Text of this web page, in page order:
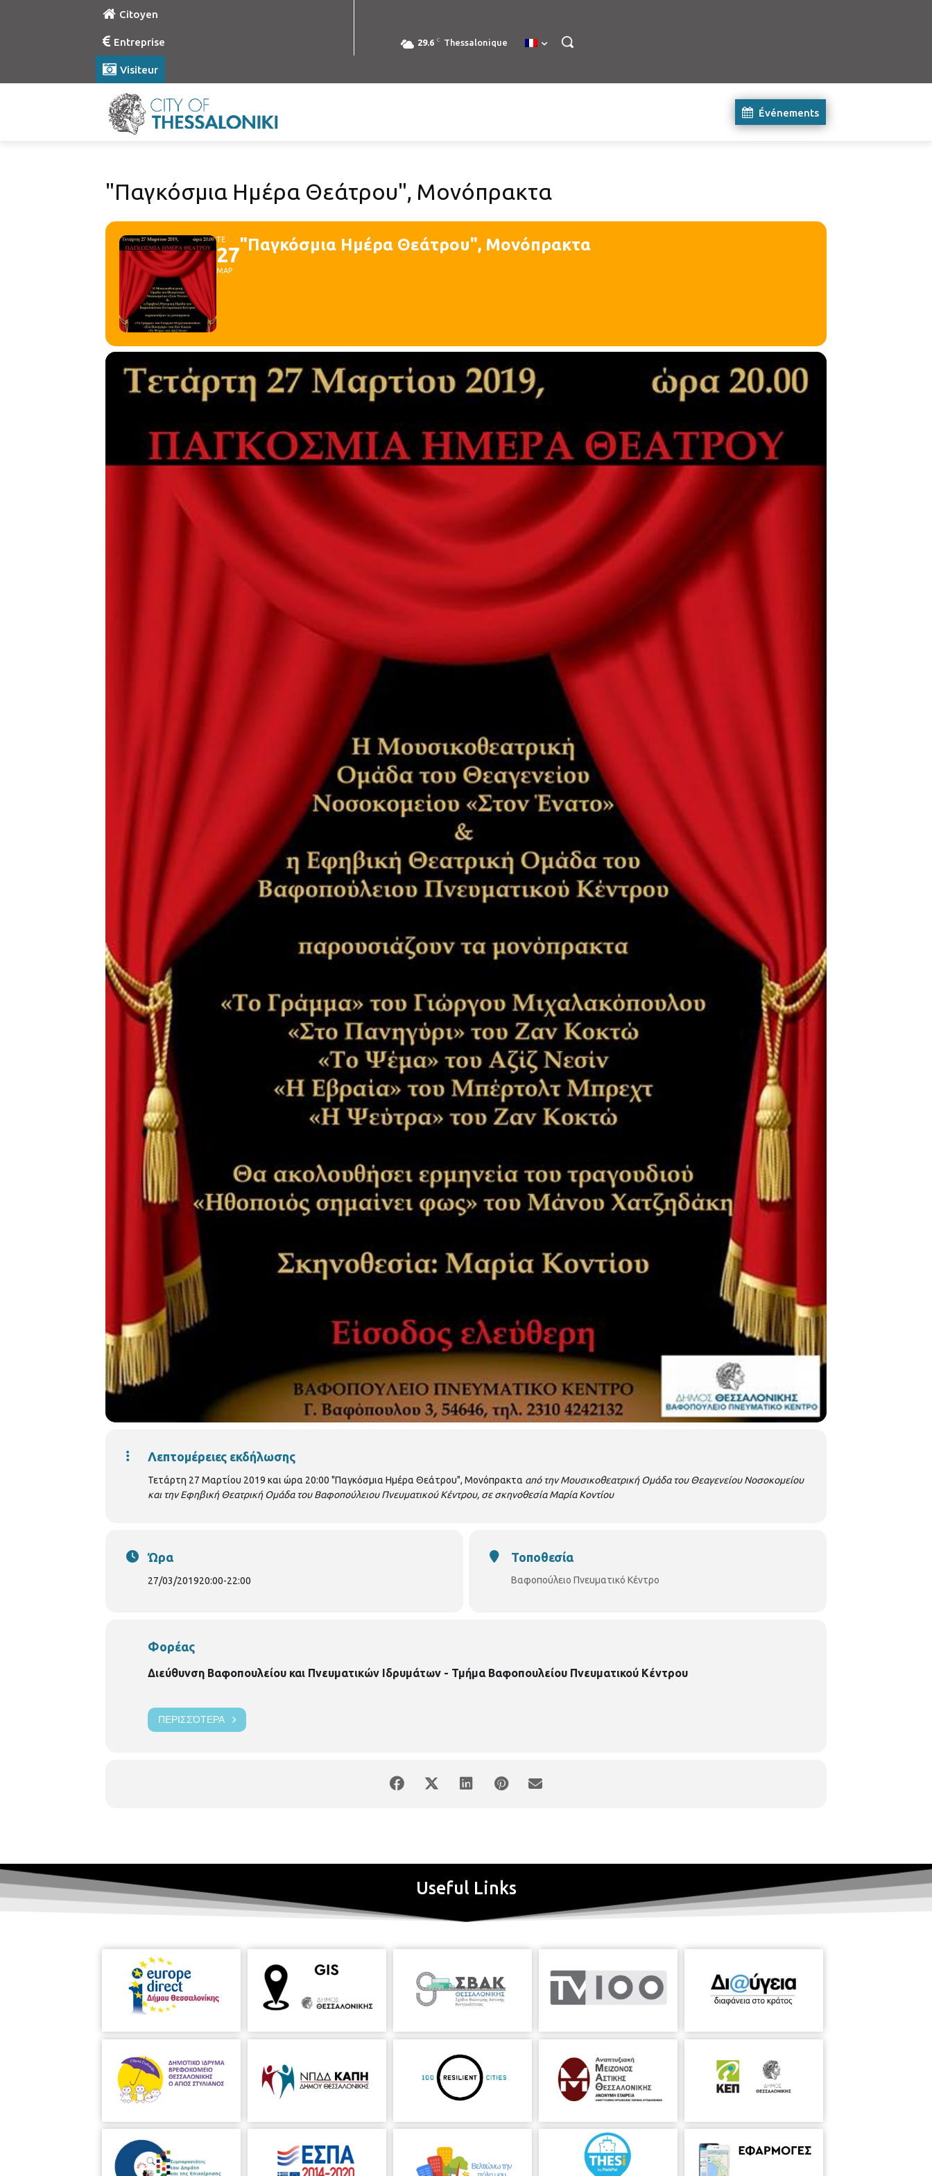
Citoyen
Entreprise
Visiteur
29.6 C Thessalonique
Événements
"Παγκόσμια Ημέρα Θεάτρου", Μονόπρακτα
ΤΕ
27
ΜΑΡ
"Παγκόσμια Ημέρα Θεάτρου", Μονόπρακτα
Λεπτομέρειες εκδήλωσης
Τετάρτη 27 Μαρτίου 2019 και ώρα 20:00 "Παγκόσμια Ημέρα Θεάτρου", Μονόπρακτα από την Μουσικοθεατρική Ομάδα του Θεαγενείου Νοσοκομείου
και την Εφηβική Θεατρική Ομάδα του Βαφοπούλειου Πνευματικού Κέντρου, σε σκηνοθεσία Μαρία Κοντίου
Ώρα
27/03/201920:00-22:00
Τοποθεσία
Βαφοπούλειο Πνευματικό Κέντρο
Φορέας
Διεύθυνση Βαφοπουλείου και Πνευματικών Ιδρυμάτων - Τμήμα Βαφοπουλείου Πνευματικού Κέντρου
ΠΕΡΙΣΣΌΤΕΡΑ
Useful Links